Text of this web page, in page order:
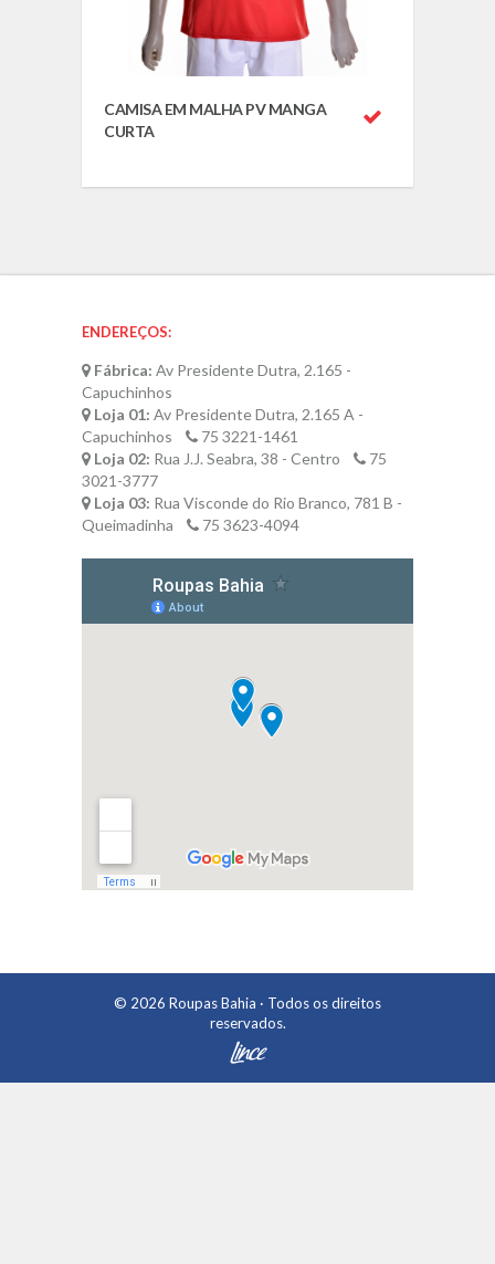
CAMISA EM MALHA PV MANGA
CURTA
ENDEREÇOS:
Fábrica: Av Presidente Dutra, 2.165 -
Capuchinhos
Loja 01: Av Presidente Dutra, 2.165 A -
Capuchinhos
75 3221-1461
Loja 02: Rua J.J. Seabra, 38 - Centro
75
3021-3777
Loja 03: Rua Visconde do Rio Branco, 781 B -
Queimadinha
75 3623-4094
© 2026 Roupas Bahia · Todos os direitos
reservados.